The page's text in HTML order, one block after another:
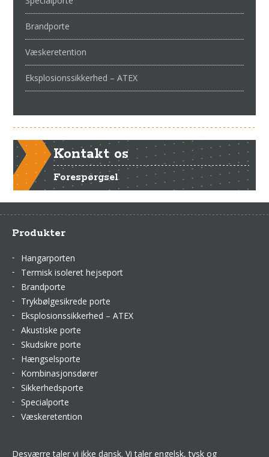
Brandporte
Væskeretention
Eksplosionssikkerhed – ATEX
Kontakt os
Forespørgsel
Produkter
Hangarporten
Termisk isoleret hejseport
Brandporte
Trykbølgesikrede porte
Eksplosionssikkerhed – ATEX
Akustiske porte
Skudsikre porte
Hængselsporte
Kombinasjonsdører
Sikkerhedsporte
Specialporte
Væskeretention
Desværre taler vi ikke dansk. Vi taler engelsk, tysk og